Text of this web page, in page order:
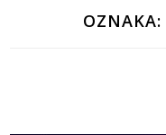
OZNAKA: